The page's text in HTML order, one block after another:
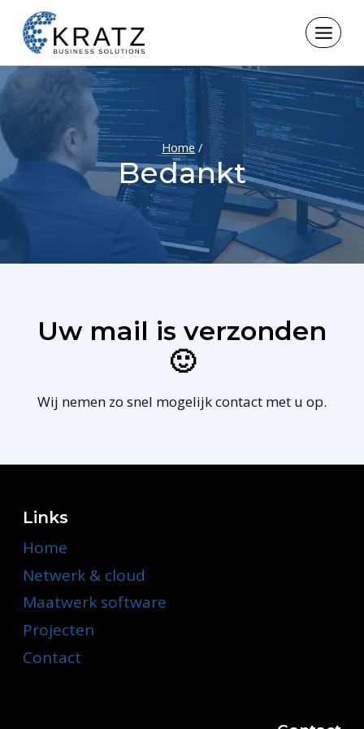
content
Home /
Bedankt
Uw mail is verzonden
🙂
Wij nemen zo snel mogelijk contact met u op.
Links
Home
Netwerk & cloud
Maatwerk software
Projecten
Contact